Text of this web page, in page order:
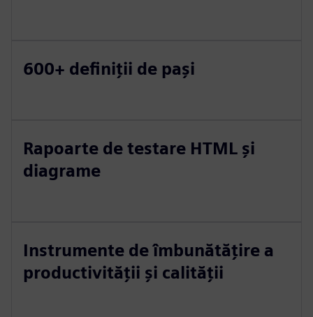
600+ definiții de pași
Rapoarte de testare HTML și
diagrame
Instrumente de îmbunătățire a
productivității și calității